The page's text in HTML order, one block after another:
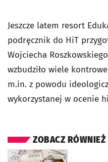
Jeszcze latem resort
podręcznik do HiT
Wojciecha
wzbudziło wiele
m.in. z powodu
wykorzystanej w ocenie
ZOBACZ RÓWNIEŻ
otworzy się w nowej karcie